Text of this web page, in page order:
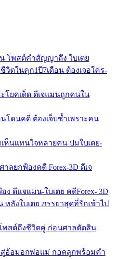
โพสต์คำสัญญาถึง ใบเตย
วิตในคุก1ปี7เดือน ต้องเจอใคร-
โยคเด็ด ดีเจแมนถูกคนใน
โดนคดี ต้องเจ็บซ้ำเพราะคน
ห็นแทนใจหลายคน ปมใบเตย-
ลยกฟ้องคดี Forex-3D ดีเจ
ดีแจแมน-ใบเตย คดีForex- 3D
หลังใบเตย ภรรยาสุดที่รักเข้าไป
พสต์ถึงชีวิตคู่ ก่อนศาลตัดสิน
สู่อ้อมอกพ่อแม่ กอดลูกพร้อมคำ